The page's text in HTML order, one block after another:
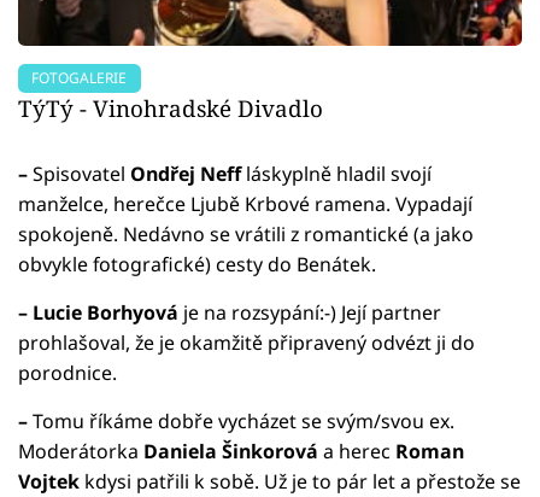
FOTOGALERIE
TýTý - Vinohradské Divadlo
–Spisovatel Ondřej Neffláskyplně hladil svojí
manželce, herečce Ljubě Krbové ramena. Vypadají
spokojeně. Nedávno se vrátili z romantické (a jako
obvykle fotografické) cesty do Benátek.
– Lucie Borhyová je na rozsypání:-) Její partner
prohlašoval, že je okamžitě připravený odvézt ji do
porodnice.
–Tomu říkáme dobře vycházet se svým/svou ex.
Moderátorka Daniela Šinkorová a herec Roman
Vojtek kdysi patřili k sobě. Už je to pár let a přestože se